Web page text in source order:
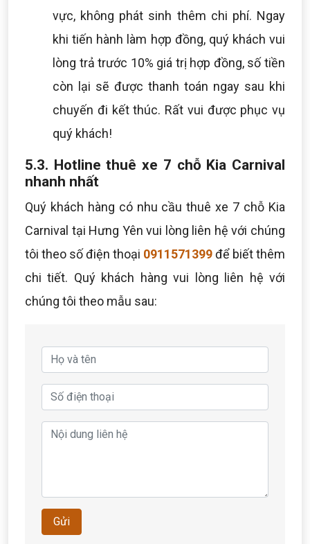
vực, không phát sinh thêm chi phí. Ngay
khi tiến hành làm hợp đồng, quý khách vui
lòng trả trước 10% giá trị hợp đồng, số tiền
còn lại sẽ được thanh toán ngay sau khi
chuyến đi kết thúc. Rất vui được phục vụ
quý khách!
5.3. Hotline thuê xe 7 chỗ Kia Carnival
nhanh nhất
Quý khách hàng có nhu cầu thuê xe 7 chỗ Kia
Carnival tại Hưng Yên vui lòng liên hệ với chúng
tôi theo số điện thoại 0911571399để biết thêm
chi tiết. Quý khách hàng vui lòng liên hệ với
chúng tôi theo mẫu sau:
Gửi